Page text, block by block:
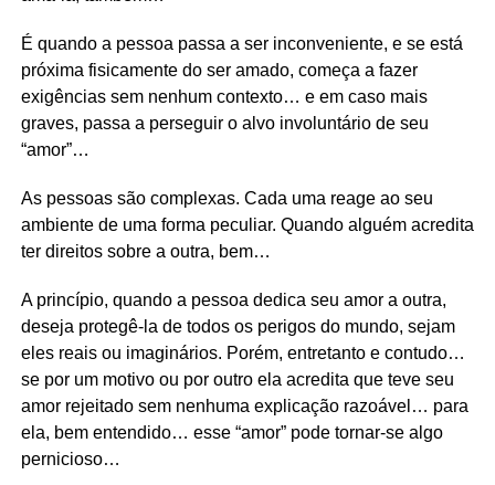
É quando a pessoa passa a ser inconveniente, e se está
próxima fisicamente do ser amado, começa a fazer
exigências sem nenhum contexto… e em caso mais
graves, passa a perseguir o alvo involuntário de seu
“amor”…
As pessoas são complexas. Cada uma reage ao seu
ambiente de uma forma peculiar. Quando alguém acredita
ter direitos sobre a outra, bem…
A princípio, quando a pessoa dedica seu amor a outra,
deseja protegê-la de todos os perigos do mundo, sejam
eles reais ou imaginários. Porém, entretanto e contudo…
se por um motivo ou por outro ela acredita que teve seu
amor rejeitado sem nenhuma explicação razoável… para
ela, bem entendido… esse “amor” pode tornar-se algo
pernicioso…